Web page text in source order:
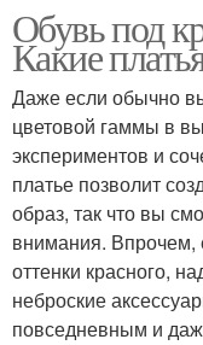
Обувь под
Какие
Даже если обычно
цветовой гаммы в
экспериментов и
платье позволит
образ, так что вы
внимания.
оттенки красного,
неброские
повседневным и